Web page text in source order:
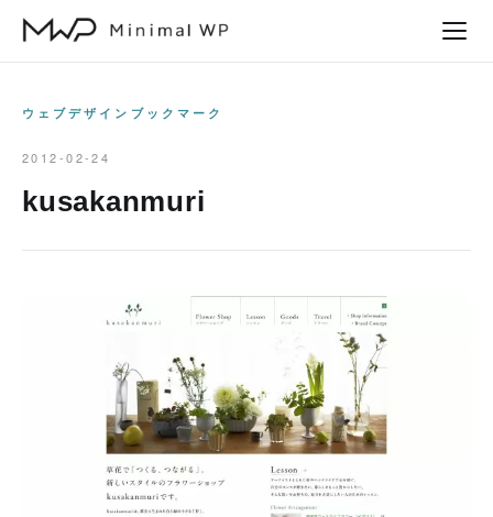
ウェブデザインブックマーク
2012-02-24
kusakanmuri